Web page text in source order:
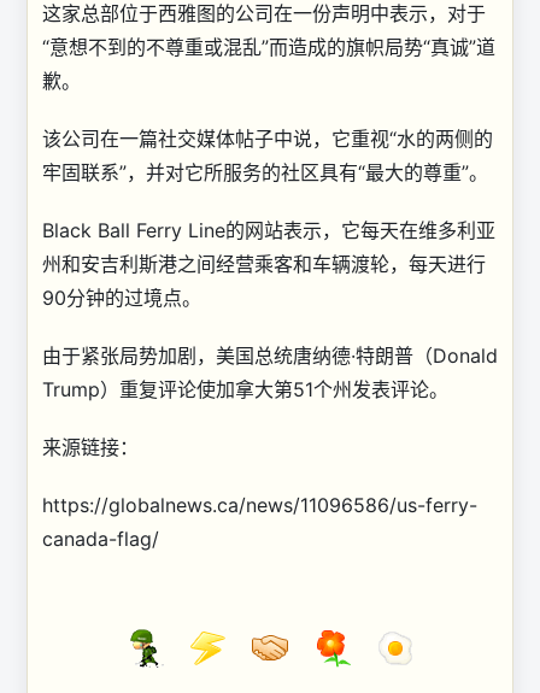
这家总部位于西雅图的公司在一份声明中表示，对于
“意想不到的不尊重或混乱”而造成的旗帜局势“真诚”道
歉。
该公司在一篇社交媒体帖子中说，它重视“水的两侧的
牢固联系”，并对它所服务的社区具有“最大的尊重”。
Black Ball Ferry Line的网站表示，它每天在维多利亚
州和安吉利斯港之间经营乘客和车辆渡轮，每天进行
90分钟的过境点。
由于紧张局势加剧，美国总统唐纳德·特朗普（Donald
Trump）重复评论使加拿大第51个州发表评论。
来源链接：
https://globalnews.ca/news/11096586/us-ferry-
canada-flag/